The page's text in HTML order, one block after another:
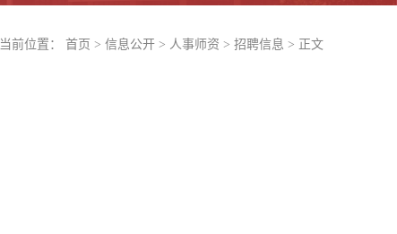
当前位置： 首页 > 信息公开 > 人事师资 > 招聘信息 > 正文